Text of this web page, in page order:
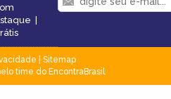
Sitemap
time do EncontraBrasil